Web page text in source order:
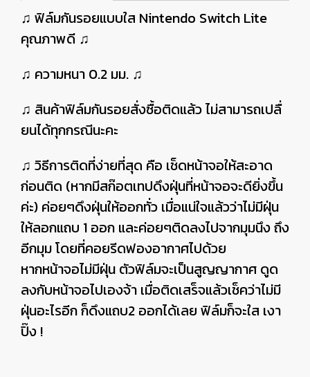
♫ ฟิล์มกันรอยแบบใส Nintendo Switch Lite
คุณภาพดี ♫
♫ ความหนา 0.2 มม. ♫
♫ สินค้าฟิล์มกันรอยสั่งซื้อติดแล้ว ไม่สามารถเปลื่
ยนได้ทุกกรณีนะคะ
♫ วิธีการติดที่ง่ายที่สุด คือ เช็ดหน้าจอให้สะอาด
ก่อนติด (หากมีสก๊อตเทปดึงฝุ่นที่หน้าจอจะดียิ่งขึ้น
ค่ะ) ค่อยๆดึงฝุ่นให้ออกทั่ว เมื่อแน่ใจแล้วว่าไม่มีฝุ่น
ให้ลอกแถบ 1 ออก และค่อยๆติดลงไปจากมุมนึง ถึง
อีกมุม โดยที่คอยรีดฟองอากาศไปด้วย
หากหน้าจอไม่มีฝุ่น ตัวฟิล์มจะเป็นสูญญากาศ ดูด
ลงกับหน้าจอไปเองจ้า เมื่อติดเสร็จแล้วเช็คว่าไม่มี
ฝุ่นอะไรอีก ก็ดึงแถบ2 ออกได้เลย ฟิล์มก็จะใส เงา
ปิ๊ง !